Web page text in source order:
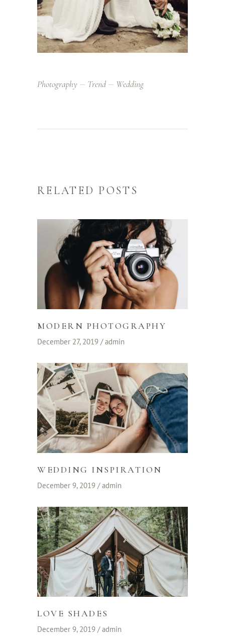
Photography Trend Wedding
RELATED POSTS
MODERN PHOTOGRAPHY
December 27, 2019 admin
WEDDING INSPIRATION
December 9, 2019 admin
LOVE SHADES
December 9, 2019 admin